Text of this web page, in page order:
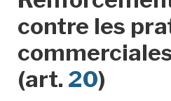
contre les
(art. 20)